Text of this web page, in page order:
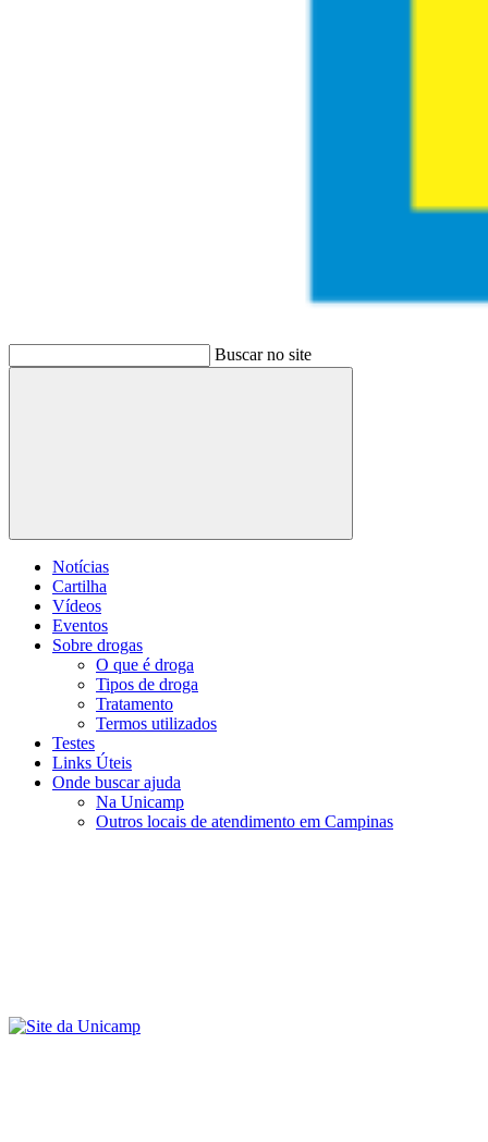
Buscar no site
Buscar
Notícias
Cartilha
Vídeos
Eventos
Sobre drogas
O que é droga
Tipos de droga
Tratamento
Termos utilizados
Testes
Links Úteis
Onde buscar ajuda
Na Unicamp
Outros locais de atendimento em Campinas